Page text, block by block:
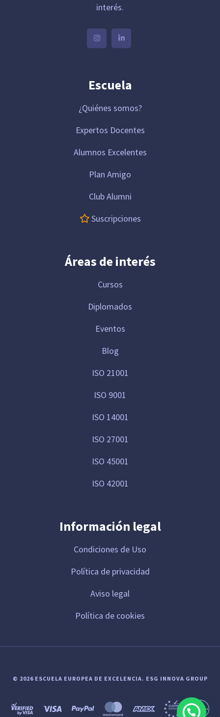
interés.
Escuela
¿Quiénes somos?
Expertos Docentes
Alumnos Excelentes
Plan Amigo
Club Alumni
Suscripciones
Áreas de interés
Cursos
Diplomados
Eventos
Blog
ISO 21001
ISO 9001
ISO 14001
ISO 27001
ISO 45001
ISO 42001
Información legal
Condiciones de Uso
Política de privacidad
Aviso legal
Política de cookies
© 2026 ESCUELA EUROPEA DE EXCELENCIA. ESG INNOVA GROUP